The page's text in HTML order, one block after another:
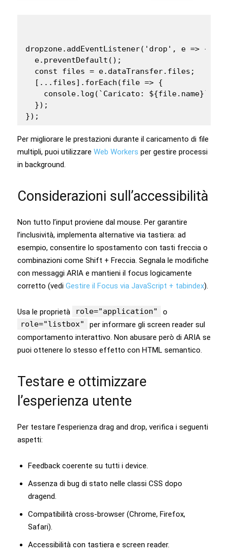
dropzone.addEventListener('drop', e => {
  e.preventDefault();
  const files = e.dataTransfer.files;
  [...files].forEach(file => {
    console.log(`Caricato: ${file.name}`);
  });
});
Per migliorare le prestazioni durante il caricamento di file
multipli, puoi utilizzare Web Workers per gestire processi
in background.
Considerazioni sull’accessibilità
Non tutto l’input proviene dal mouse. Per garantire
l’inclusività, implementa alternative via tastiera: ad
esempio, consentire lo spostamento con tasti freccia o
combinazioni come Shift + Freccia. Segnala le modifiche
con messaggi ARIA e mantieni il focus logicamente
corretto (vedi Gestire il Focus via JavaScript + tabindex).
Usa le proprietà role="application"
o
role="listbox"
per informare gli screen reader sul
comportamento interattivo. Non abusare però di ARIA se
puoi ottenere lo stesso effetto con HTML semantico.
Testare e ottimizzare
l’esperienza utente
Per testare l’esperienza drag and drop, verifica i seguenti
aspetti:
Feedback coerente su tutti i device.
Assenza di bug di stato nelle classi CSS dopo
dragend.
Compatibilità cross-browser (Chrome, Firefox,
Safari).
Accessibilità con tastiera e screen reader.